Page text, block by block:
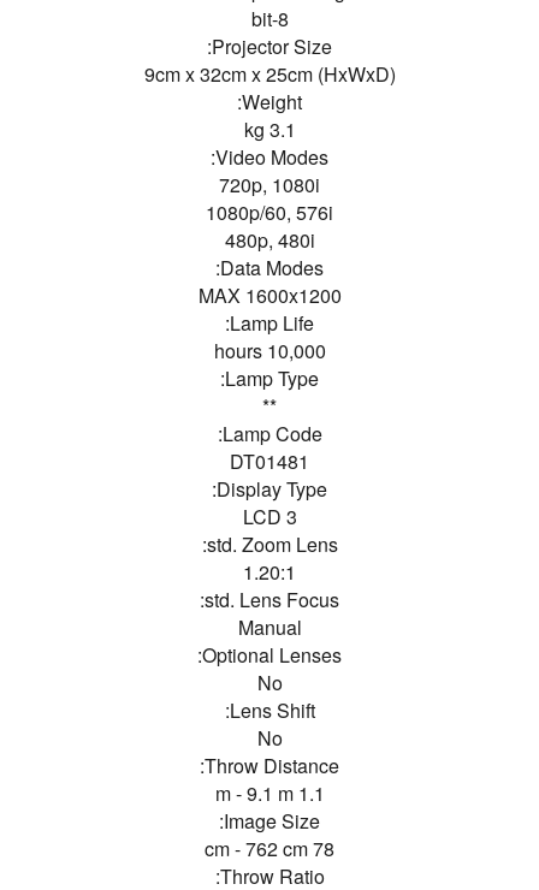
8-bit
Projector Size:
9cm x 32cm x 25cm (HxWxD)
Weight:
3.1 kg
Video Modes:
720p, 1080i
1080p/60, 576i
480p, 480i
Data Modes:
MAX 1600x1200
Lamp Life:
10,000 hours
Lamp Type:
**
Lamp Code:
DT01481
Display Type:
3 LCD
std. Zoom Lens:
1.20:1
std. Lens Focus:
Manual
Optional Lenses:
No
Lens Shift:
No
Throw Distance:
1.1 m - 9.1 m
Image Size:
78 cm - 762 cm
Throw Ratio: